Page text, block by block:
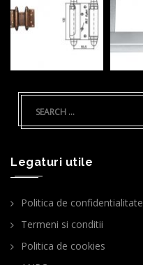
Legaturi utile
Politica de confidentialitate
Termeni si conditii
Politica de cookies